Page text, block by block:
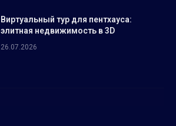
Виртуальный тур для пентхауса:
элитная недвижимость в 3D
26.07.2026